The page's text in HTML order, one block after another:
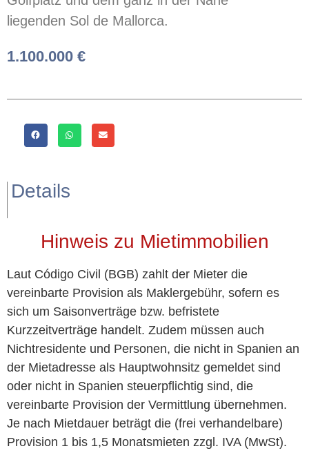
liegenden Sol de Mallorca.
1.100.000 €
Details
Hinweis zu Mietimmobilien
Laut Código Civil (BGB) zahlt der Mieter die
vereinbarte Provision als Maklergebühr, sofern es
sich um Saisonverträge bzw. befristete
Kurzzeitverträge handelt. Zudem müssen auch
Nichtresidente und Personen, die nicht in Spanien an
der Mietadresse als Hauptwohnsitz gemeldet sind
oder nicht in Spanien steuerpflichtig sind, die
vereinbarte Provision der Vermittlung übernehmen.
Je nach Mietdauer beträgt die (frei verhandelbare)
Provision 1 bis 1,5 Monatsmieten zzgl. IVA (MwSt).